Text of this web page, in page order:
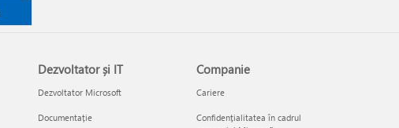
Dezvoltator și IT
Dezvoltator Microsoft
Documentație
Companie
Cariere
Confidențialitatea în cadrul